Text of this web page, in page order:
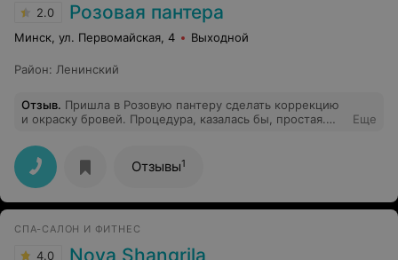
2.0 Розовая пантера
Минск, ул. Первомайская, 4 Выходной
Район: Ленинский
Отзыв. Пришла в Розовую пантеру сделать коррекцию
и окраску бровей. Процедура, казалась бы, простая.
оказалась бровисткой. В салоне не оказалась краски
Рефектоцил нужного цвета, посоветовавшись с другой
работницей, она предложила мне Элан (в итоге услуга
оказалась дороже). предварительно, я спросила в
салоне сколько времени займёт услуга, мне сказали
этих 50 мин мне удалили половину, а остальное время
бровистка все время отвлекалась на телефонные
Еще
Отзывы1
СПА-САЛОН И ФИТНЕС
4.0 Nova Shangrila